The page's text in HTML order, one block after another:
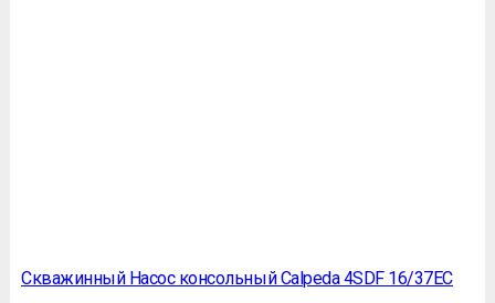
Скважинный Насос консольный Calpeda 4SDF 16/37EC